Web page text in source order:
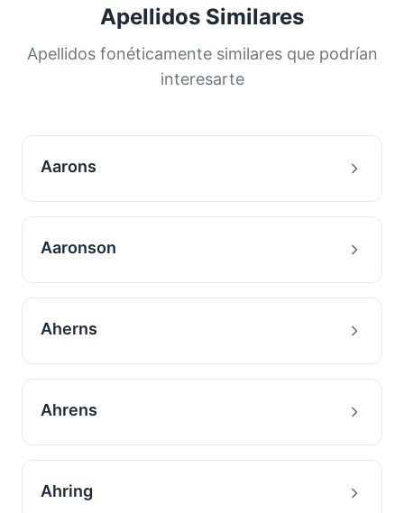
una gran proporción de la población. Esta
distribución nos ayuda a comprender los
orígenes y la historia migratoria de las familias
Apellidos Similares
Apellidos fonéticamente similares que podrían
interesarte
Aarons
Aaronson
Aherns
Ahrens
Ahring